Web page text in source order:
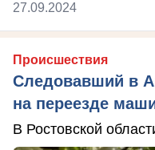
27.09.2024
Происшествия
Следовавший в
на переезде
В Ростовской